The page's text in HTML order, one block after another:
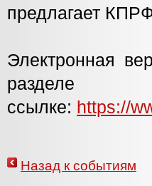
предлагает
Электронная
ссылке: https://
Назад к событиям